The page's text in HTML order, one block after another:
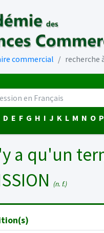
commercial recherche
D E F G H I J K L M N O P
a qu'un
(n. f.)